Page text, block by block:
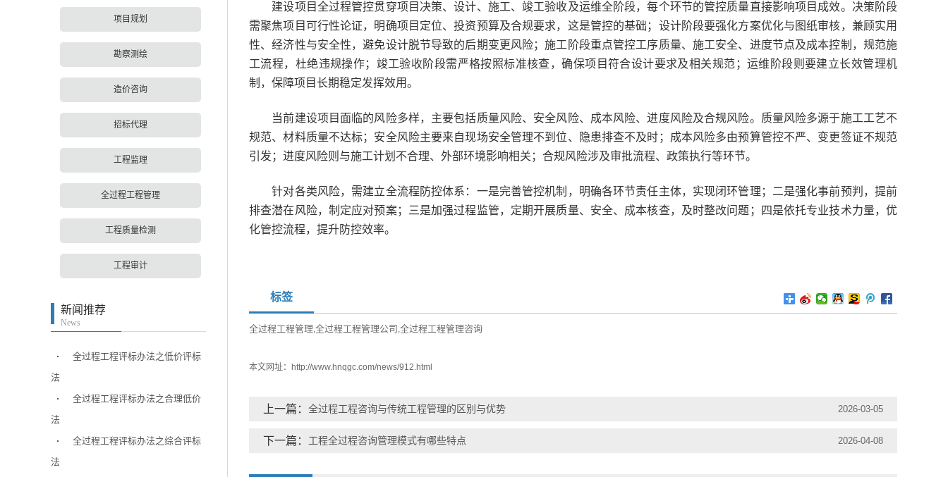
项目规划
勘察测绘
造价咨询
招标代理
工程监理
全过程工程管理
工程质量检测
工程审计
新闻推荐
News
全过程工程评标办法之低价评标
法
全过程工程评标办法之合理低价
法
全过程工程评标办法之综合评标
法
建设项目全过程管控贯穿项目决策、设计、施工、竣工验收及运维全阶段，每个环节的管控质量直接影响项目成效。决策阶段
需聚焦项目可行性论证，明确项目定位、投资预算及合规要求，这是管控的基础；设计阶段要强化方案优化与图纸审核，兼顾实用
性、经济性与安全性，避免设计脱节导致的后期变更风险；施工阶段重点管控工序质量、施工安全、进度节点及成本控制，规范施
工流程，杜绝违规操作；竣工验收阶段需严格按照标准核查，确保项目符合设计要求及相关规范；运维阶段则要建立长效管理机
制，保障项目长期稳定发挥效用。
当前建设项目面临的风险多样，主要包括质量风险、安全风险、成本风险、进度风险及合规风险。质量风险多源于施工工艺不
规范、材料质量不达标；安全风险主要来自现场安全管理不到位、隐患排查不及时；成本风险多由预算管控不严、变更签证不规范
引发；进度风险则与施工计划不合理、外部环境影响相关；合规风险涉及审批流程、政策执行等环节。
针对各类风险，需建立全流程防控体系：一是完善管控机制，明确各环节责任主体，实现闭环管理；二是强化事前预判，提前
排查潜在风险，制定应对预案；三是加强过程监管，定期开展质量、安全、成本核查，及时整改问题；四是依托专业技术力量，优
化管控流程，提升防控效率。
标签
全过程工程管理,全过程工程管理公司 ,全过程工程管理咨询
本文网址： http://www.hnqgc.com/news/912.html
上一篇： 全过程工程咨询与传统工程管理的区别与优势 2026-03-05
下一篇： 工程全过程咨询管理模式有哪些特点 2026-04-08